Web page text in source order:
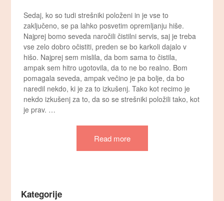
Sedaj, ko so tudi strešniki položeni in je vse to
zaključeno, se pa lahko posvetim opremljanju hiše.
Najprej bomo seveda naročili čistilni servis, saj je treba
vse zelo dobro očistiti, preden se bo karkoli dajalo v
hišo. Najprej sem mislila, da bom sama to čistila,
ampak sem hitro ugotovila, da to ne bo realno. Bom
pomagala seveda, ampak večino je pa bolje, da bo
naredil nekdo, ki je za to izkušenj. Tako kot recimo je
nekdo izkušenj za to, da so se strešniki položili tako, kot
je prav. …
Read more
Kategorije